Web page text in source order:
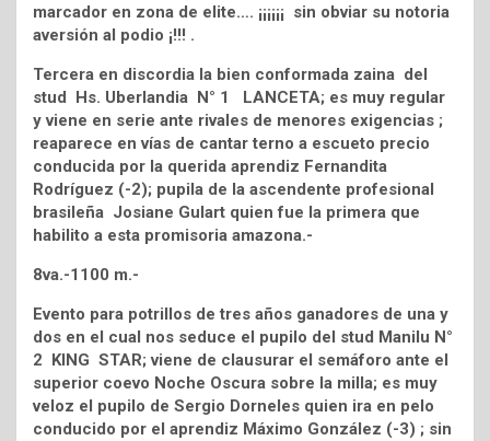
marcador en zona de elite…. ¡¡¡¡¡¡ sin obviar su notoria
aversión al podio ¡!!! .
Tercera en discordia la bien conformada zaina del
stud Hs. Uberlandia N° 1 LANCETA; es muy regular
y viene en serie ante rivales de menores exigencias ;
reaparece en vías de cantar terno a escueto precio
conducida por la querida aprendiz Fernandita
Rodríguez (-2); pupila de la ascendente profesional
brasileña Josiane Gulart quien fue la primera que
habilito a esta promisoria amazona.-
8va.-1100 m.-
Evento para potrillos de tres años ganadores de una y
dos en el cual nos seduce el pupilo del stud Manilu N°
2 KING STAR; viene de clausurar el semáforo ante el
superior coevo Noche Oscura sobre la milla; es muy
veloz el pupilo de Sergio Dorneles quien ira en pelo
conducido por el aprendiz Máximo González (-3) ; sin